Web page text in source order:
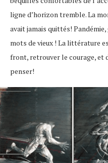
ligne d’horizon tremble. La
avait jamais quittés!
mots de vieux ! La littérature
front, retrouver le courage, et
penser!